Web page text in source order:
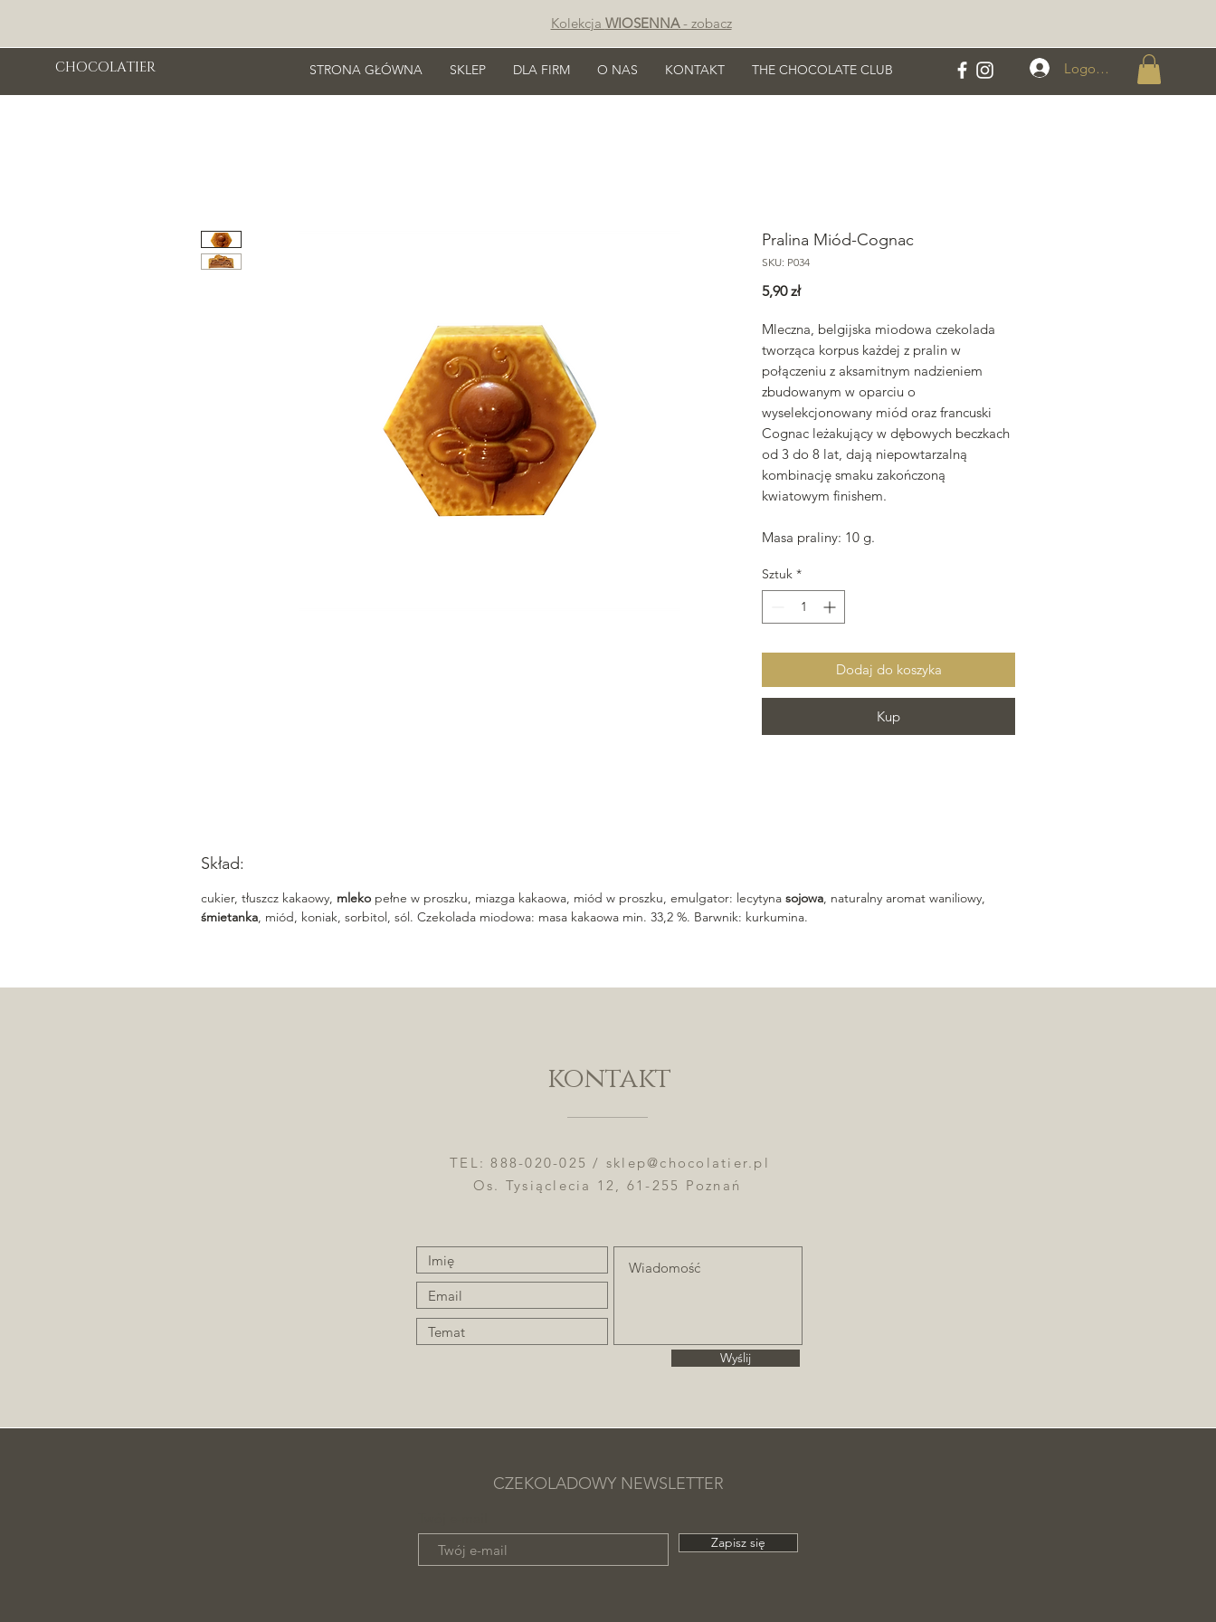
Kolekcja WIOSENNA- zobacz
CHOCOLATIER Logowanie
STRONA GŁÓWNA SKLEP DLA FIRM O NAS KONTAKT THE CHOCOLATE CLUB
Pralina Miód-Cognac
SKU: P034
5,90 złCena
Mleczna, belgijska miodowa czekolada
tworząca korpus każdej z pralin w
połączeniu z aksamitnym nadzieniem
zbudowanym w oparciu o
wyselekcjonowany miód oraz francuski
Cognac leżakujący w dębowych beczkach
od 3 do 8 lat, dają niepowtarzalną
kombinację smaku zakończoną
kwiatowym finishem.
Masa praliny: 10 g.
Sztuk *
Dodaj do koszyka
Kup
Skład:
cukier, tłuszcz kakaowy, mleko pełne w proszku, miazga kakaowa, miód w proszku, emulgator: lecytyna sojowa, naturalny aromat waniliowy,
śmietanka, miód, koniak, sorbitol, sól. Czekolada miodowa: masa kakaowa min. 33,2 %. Barwnik: kurkumina.
kontakt
TEL: 888-020-025 / sklep@chocolatier.pl
Os. Tysiąclecia 12, 61-255 Poznań
Wyślij
CZEKOLADOWY NEWSLETTER
Zapisz się